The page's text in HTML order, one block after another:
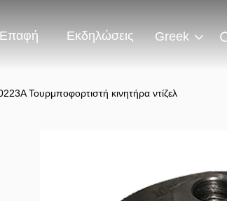
Επαφή Εκδηλώσεις Greek
Τουρμποφορτιστή κινητήρα ντίζελ